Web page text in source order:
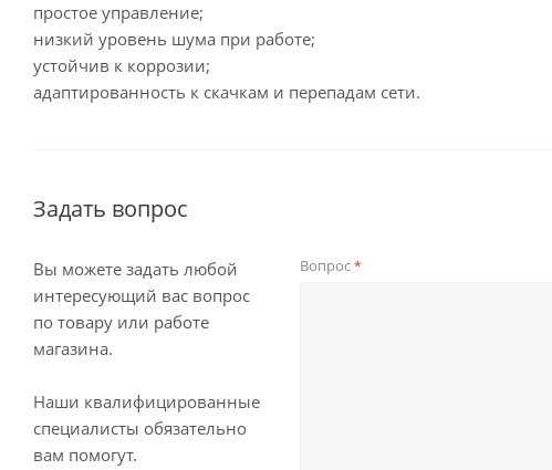
простое управление;
низкий уровень шума при работе;
устойчив к коррозии;
адаптированность к скачкам и перепадам сети.
Задать вопрос
Вы можете задать любой
интересующий вас вопрос
по товару или работе
магазина.
Наши квалифицированные
специалисты обязательно
вам помогут.
Вопрос*